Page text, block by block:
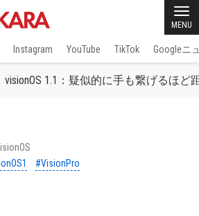
MENU
Instagram YouTube TikTok Googleニ
visionOS 1.1：疑似的に手も繋げるほど
#VisionPro